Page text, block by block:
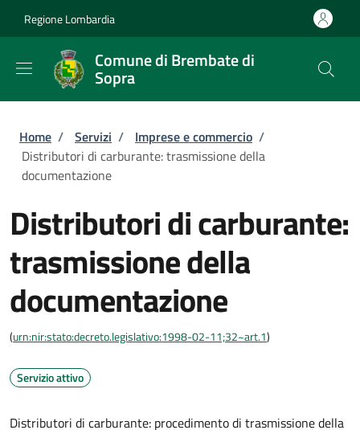
Regione Lombardia
Comune di Brembate di
Sopra
Briciole di pane
Home / Servizi / Imprese e commercio /
Distributori di carburante: trasmissione della
documentazione
Distributori di carburante:
trasmissione della
documentazione
(urn:nir:stato:decreto.legislativo:1998-02-11;32~art.1)
Servizio attivo
Distributori di carburante: procedimento di trasmissione della